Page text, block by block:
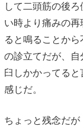
して二頭筋の後
い時より痛みの
ると鳴ることか
の診立てだが、
臼しかかってる
感じだ。
ちょっと残念だ